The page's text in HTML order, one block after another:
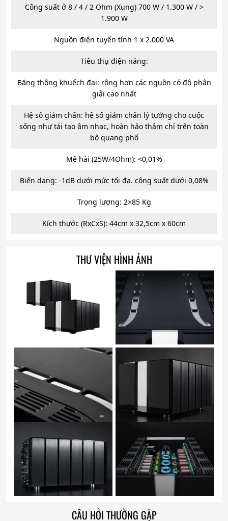
Công suất ở 8 / 4 / 2 Ohm (Xung) 700 W / 1.300 W / >
1.900 W
Nguồn điện tuyến tính 1 x 2.000 VA
Tiêu thụ điện năng:
Băng thông khuếch đại: rộng hơn các nguồn có độ phân
giải cao nhất
Hệ số giảm chấn: hệ số giảm chấn lý tưởng cho cuộc
sống như tái tạo âm nhạc, hoàn hảo thậm chí trên toàn
bộ quang phổ
Mê hài (25W/4Ohm): <0,01%
Biến dạng: -1dB dưới mức tối đa. công suất dưới 0,08%
Trọng lượng: 2×85 Kg
Kích thước (RxCxS): 44cm x 32,5cm x 60cm
THƯ VIỆN HÌNH ẢNH
CÂU HỎI THƯỜNG GẶP